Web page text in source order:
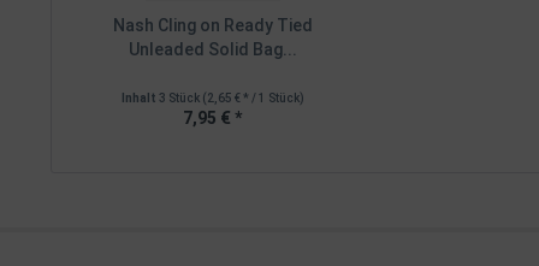
Nash Cling on Ready Tied
Unleaded Solid Bag...
Inhalt 3 Stück (2,65 € * / 1 Stück)
7,95 € *